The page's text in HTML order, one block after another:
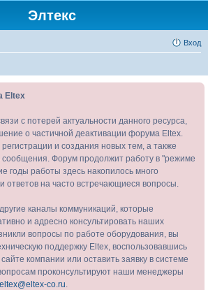
Элтекс
Вход
Eltex
с потерей актуальности данного ресурса,
о частичной деактивации форума Eltex.
и создания новых тем, а также
сообщения. Форум продолжит работу в "режиме
годы работы здесь накопилось много
ответов на часто встречающиеся вопросы.
каналы коммуникаций, которые
и адресно консультировать наших
вопросы по работе оборудования, вы
поддержку Eltex, воспользовавшись
компании или оставить заявку в системе
проконсультируют наши менеджеры
eltex@eltex-co.ru.